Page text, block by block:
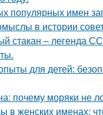
популярных имен
в истории
стакан – легенда
для детей:
почему моряки не
в женских именах: